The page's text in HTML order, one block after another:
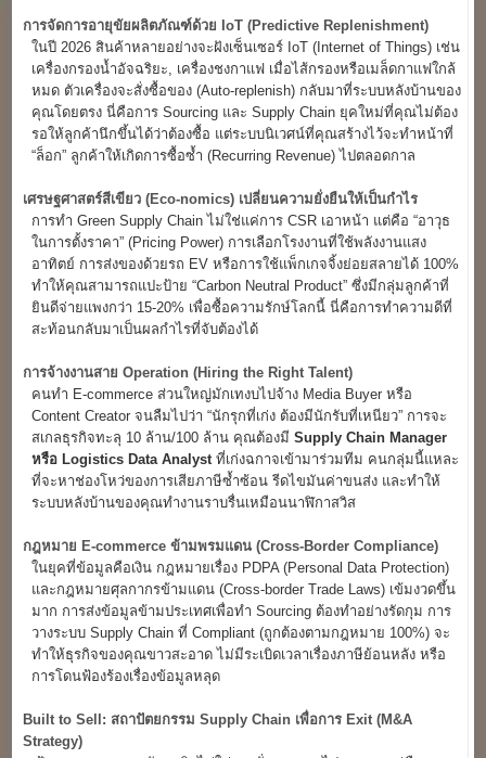
การจัดการอายุขัยผลิตภัณฑ์ด้วย IoT (Predictive Replenishment)
ในปี 2026 สินค้าหลายอย่างจะฝังเซ็นเซอร์ IoT (Internet of Things) เช่น
เครื่องกรองน้ำอัจฉริยะ, เครื่องชงกาแฟ เมื่อไส้กรองหรือเมล็ดกาแฟใกล้
หมด ตัวเครื่องจะสั่งซื้อของ (Auto-replenish) กลับมาที่ระบบหลังบ้านของ
คุณโดยตรง นี่คือการ Sourcing และ Supply Chain ยุคใหม่ที่คุณไม่ต้อง
รอให้ลูกค้านึกขึ้นได้ว่าต้องซื้อ แต่ระบบนิเวศน์ที่คุณสร้างไว้จะทำหน้าที่
“ล็อก” ลูกค้าให้เกิดการซื้อซ้ำ (Recurring Revenue) ไปตลอดกาล
เศรษฐศาสตร์สีเขียว (Eco-nomics) เปลี่ยนความยั่งยืนให้เป็นกำไร
การทำ Green Supply Chain ไม่ใช่แค่การ CSR เอาหน้า แต่คือ “อาวุธ
ในการตั้งราคา” (Pricing Power) การเลือกโรงงานที่ใช้พลังงานแสง
อาทิตย์ การส่งของด้วยรถ EV หรือการใช้แพ็กเกจจิ้งย่อยสลายได้ 100%
ทำให้คุณสามารถแปะป้าย “Carbon Neutral Product” ซึ่งมีกลุ่มลูกค้าที่
ยินดีจ่ายแพงกว่า 15-20% เพื่อซื้อความรักษ์โลกนี้ นี่คือการทำความดีที่
สะท้อนกลับมาเป็นผลกำไรที่จับต้องได้
การจ้างงานสาย Operation (Hiring the Right Talent)
คนทำ E-commerce ส่วนใหญ่มักเทงบไปจ้าง Media Buyer หรือ
Content Creator จนลืมไปว่า “นักรุกที่เก่ง ต้องมีนักรับที่เหนียว” การจะ
สเกลธุรกิจทะลุ 10 ล้าน/100 ล้าน คุณต้องมีSupply Chain Manager
หรือ Logistics Data Analyst ที่เก่งฉกาจเข้ามาร่วมทีม คนกลุ่มนี้แหละ
ที่จะหาช่องโหว่ของการเสียภาษีซ้ำซ้อน รีดไขมันค่าขนส่ง และทำให้
ระบบหลังบ้านของคุณทำงานราบรื่นเหมือนนาฬิกาสวิส
กฎหมาย E-commerceข้ามพรมแดน (Cross-Border Compliance)
ในยุคที่ข้อมูลคือเงิน กฎหมายเรื่อง PDPA (Personal Data Protection)
และกฎหมายศุลกากรข้ามแดน (Cross-border Trade Laws) เข้มงวดขึ้น
มาก การส่งข้อมูลข้ามประเทศเพื่อทำ Sourcing ต้องทำอย่างรัดกุม การ
วางระบบ Supply Chain ที่ Compliant (ถูกต้องตามกฎหมาย 100%) จะ
ทำให้ธุรกิจของคุณขาวสะอาด ไม่มีระเบิดเวลาเรื่องภาษีย้อนหลัง หรือ
การโดนฟ้องร้องเรื่องข้อมูลหลุด
Built to Sell: สถาปัตยกรรม Supply Chain เพื่อการ Exit (M&A
Strategy)